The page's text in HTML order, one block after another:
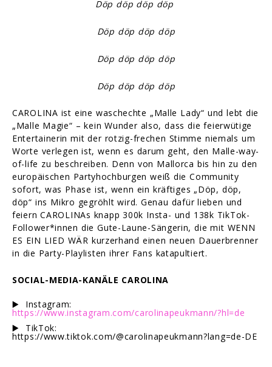
Döp döp döp döp
Döp döp döp döp
Döp döp döp döp
Döp döp döp döp
CAROLINA ist eine waschechte „Malle Lady“ und lebt die
„Malle Magie“ – kein Wunder also, dass die feierwütige
Entertainerin mit der rotzig-frechen Stimme niemals um
Worte verlegen ist, wenn es darum geht, den Malle-way-
of-life zu beschreiben. Denn von Mallorca bis hin zu den
europäischen Partyhochburgen weiß die Community
sofort, was Phase ist, wenn ein kräftiges „Döp, döp,
döp“ ins Mikro gegröhlt wird. Genau dafür lieben und
feiern CAROLINAs knapp 300k Insta- und 138k TikTok-
Follower*innen die Gute-Laune-Sängerin, die mit WENN
ES EIN LIED WÄR kurzerhand einen neuen Dauerbrenner
in die Party-Playlisten ihrer Fans katapultiert.
SOCIAL-MEDIA-KANÄLE CAROLINA
▶️ Instagram:
https://www.instagram.com/carolinapeukmann/?hl=de
▶️ TikTok:
https://www.tiktok.com/@carolinapeukmann?lang=de-DE